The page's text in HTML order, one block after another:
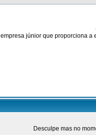
júnior que proporciona a
Desculpe mas no